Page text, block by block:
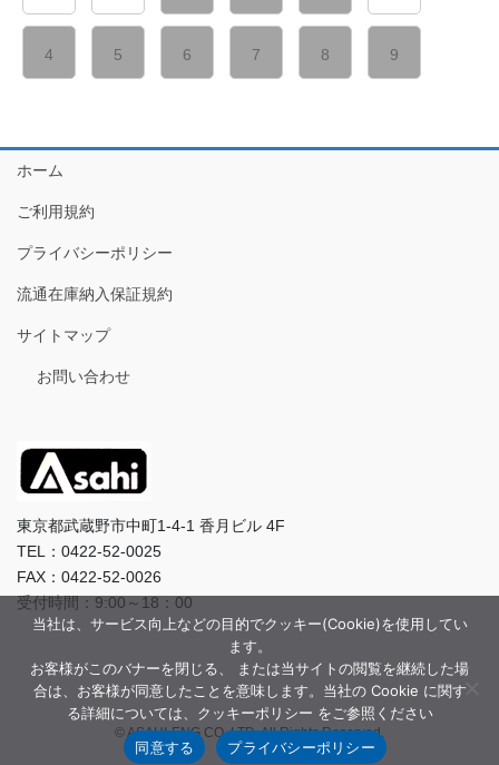
4 5 6 7 8 9
ホーム
ご利用規約
プライバシーポリシー
流通在庫納入保証規約
サイトマップ
お問い合わせ
東京都武蔵野市中町1-4-1 香月ビル 4F
TEL：0422-52-0025
FAX：0422-52-0026
受付時間：9:00～18：00
© ASAHI-ENG CO.,LTD. All Rights Reserved.
当社は、サービス向上などの目的でクッキー(Cookie)を使用してい
ます。
お客様がこのバナーを閉じる、 または当サイトの閲覧を継続した場
合は、お客様が同意したことを意味します。当社の Cookie に関す
る詳細については、クッキーポリシー をご参照ください
同意する
プライバシーポリシー